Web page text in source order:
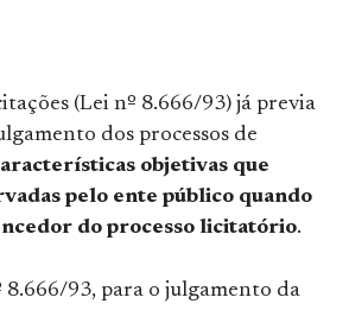
(Lei nº 8.666/93) já previa
dos processos de
objetivas que
pelo ente público quando
do processo licitatório.
8.666/93, para o julgamento da